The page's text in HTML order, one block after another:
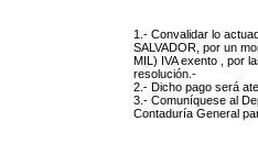
1.- Convalidar lo
SALVADOR, por un
MIL) IVA exento , por
resolución.-
2.- Dicho pago será
3.- Comuníquese al
Contaduría General